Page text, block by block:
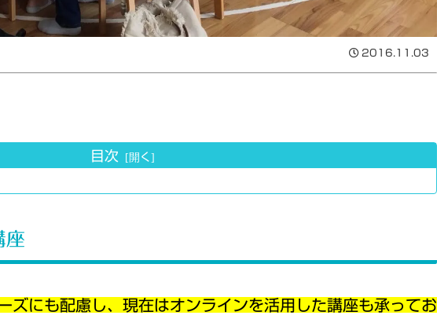
2016.11.03
目次
座
ズにも配慮し、現在はオンラインを活用した講座も承ってお